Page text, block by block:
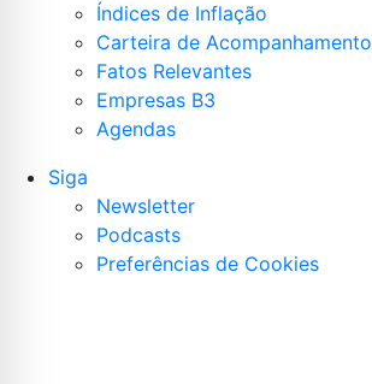
Índices de Inflação
Carteira de Acompanhamento
Fatos Relevantes
Empresas B3
Agendas
Siga
Newsletter
Podcasts
Preferências de Cookies